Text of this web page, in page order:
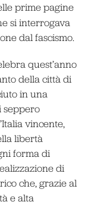
prime pagine
si interrogava
dal fascismo.
quest’anno
della città di
in una
seppero
vincente,
libertà
forma di
di
che, grazie al
e alta